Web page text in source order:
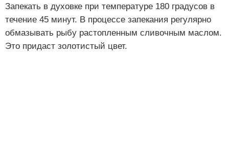
Запекать в духовке при температуре 180 градусов в
течение 45 минут. В процессе запекания регулярно
обмазывать рыбу растопленным сливочным маслом.
Это придаст золотистый цвет.